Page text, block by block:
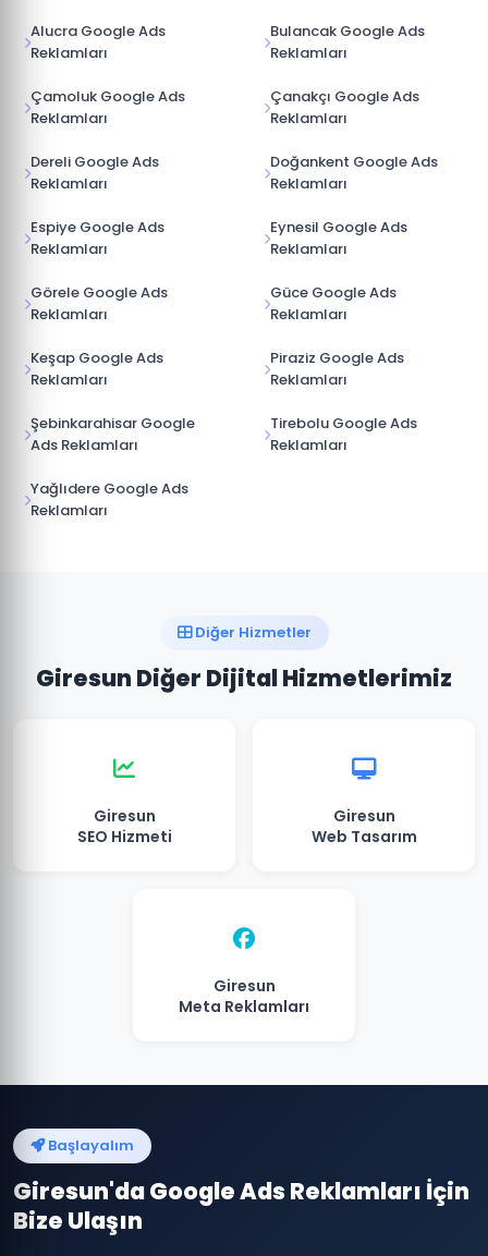
Alucra Google Ads
Reklamları
Bulancak Google Ads
Reklamları
Çamoluk Google Ads
Reklamları
Çanakçı Google Ads
Reklamları
Dereli Google Ads
Reklamları
Doğankent Google Ads
Reklamları
Espiye Google Ads
Reklamları
Eynesil Google Ads
Reklamları
Görele Google Ads
Reklamları
Güce Google Ads
Reklamları
Keşap Google Ads
Reklamları
Piraziz Google Ads
Reklamları
Şebinkarahisar Google
Ads Reklamları
Tirebolu Google Ads
Reklamları
Yağlıdere Google Ads
Reklamları
Diğer Hizmetler
Giresun Diğer Dijital Hizmetlerimiz
Giresun
SEO Hizmeti
Giresun
Web Tasarım
Giresun
Meta Reklamları
Başlayalım
Giresun'da Google Ads Reklamları İçin
Bize Ulaşın